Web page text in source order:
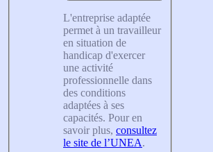
L'entreprise adaptée
permet à un travailleur
en situation de
handicap d'exercer
une activité
professionnelle dans
des conditions
adaptées à ses
capacités. Pour en
savoir plus, consultez
le site de l’UNEA.